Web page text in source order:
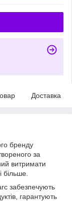
Доставка
бренду
за
витримати
більше.
забезпечують
гарантують